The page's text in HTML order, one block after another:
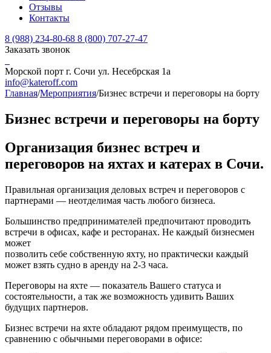
Отзывы
Контакты
8 (988) 234-80-68 8 (800) 707-27-47
Заказать звонок
Морской порт г. Сочи ул. Несебрская 1а
info@kateroff.com
Главная/Мероприятия/Бизнес встречи и переговоры на борту
Бизнес встречи и переговоры на борту
Организация бизнес встреч и
переговоров на яхтах и катерах в Сочи.
Правильная организация деловых встреч и переговоров с
партнерами — неотделимая часть любого бизнеса.
Большинство предпринимателей предпочитают проводить
встречи в офисах, кафе и ресторанах. Не каждый бизнесмен
может
позволить себе собственную яхту, но практически каждый
может взять судно в аренду на 2-3 часа.
Переговоры на яхте — показатель Вашего статуса и
состоятельности, а так же возможность удивить Ваших
будущих партнеров.
Бизнес встречи на яхте обладают рядом преимуществ, по
сравнению с обычными переговорами в офисе: